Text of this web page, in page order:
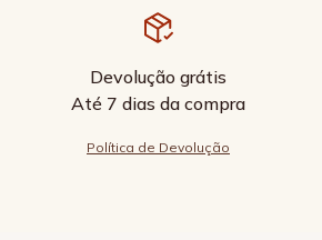
Devolução grátis
Até 7 dias da compra
Política de Devolução